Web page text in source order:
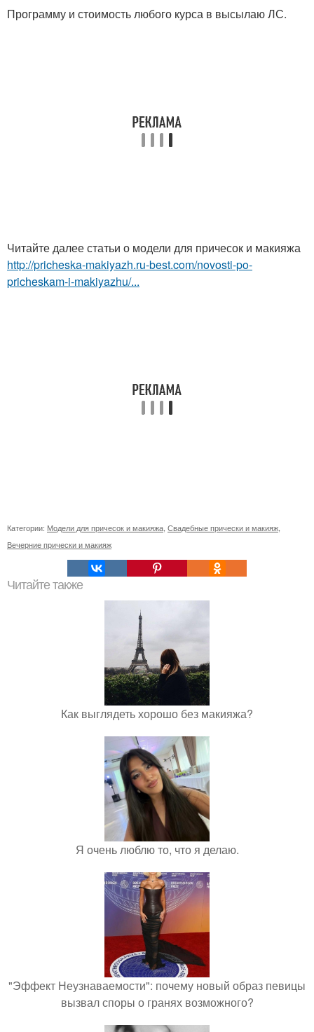
Программу и стоимость любого курса в высылаю ЛС.
Читайте далее статьи о модели для причесок и макияжа
http://pricheska-makiyazh.ru-best.com/novosti-po-
pricheskam-i-makiyazhu/...
Категории: Модели для причесок и макияжа, Свадебные прически и макияж,
Вечерние прически и макияж
Читайте также
Как выглядеть хорошо без макияжа?
Я очень люблю то, что я делаю.
"Эффект Неузнаваемости": почему новый образ певицы
вызвал споры о гранях возможного?